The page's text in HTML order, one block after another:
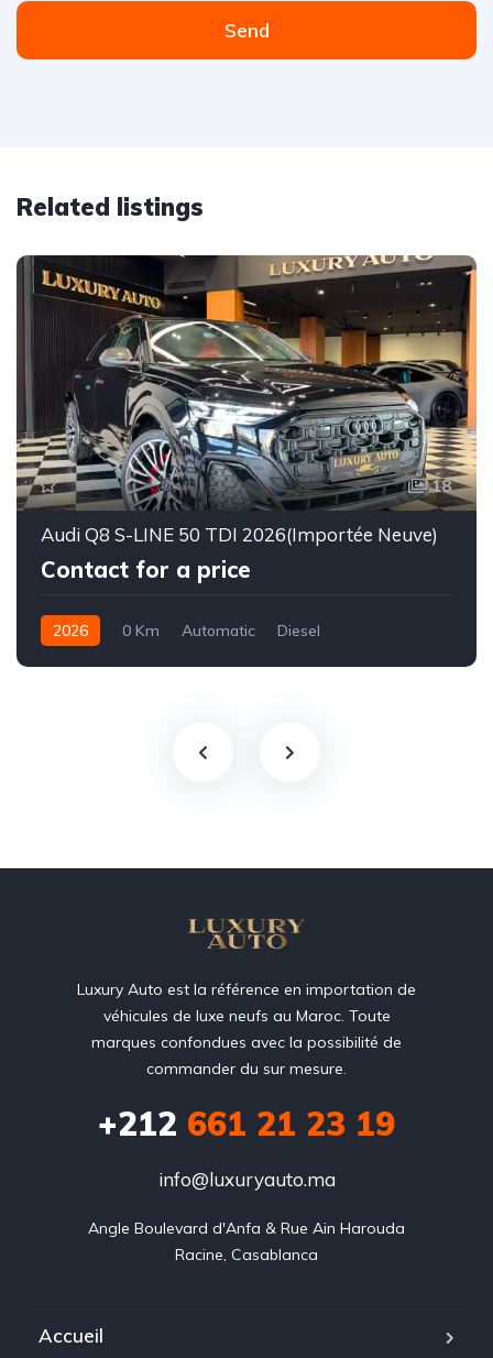
Send
Related listings
18
Audi Q8 S-LINE 50 TDI 2026(Importée Neuve)
Contact for a price
2026 0 Km Automatic Diesel
Luxury Auto est la référence en importation de
véhicules de luxe neufs au Maroc. Toute
marques confondues avec la possibilité de
commander du sur mesure.
+212 ‭661 21 23 19‬
info@luxuryauto.ma
Angle Boulevard d'Anfa & Rue Ain Harouda
Racine, Casablanca
Accueil